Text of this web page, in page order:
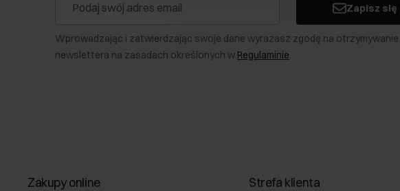
Zapisz się
Wprowadzając i zatwierdzając swoje dane wyrażasz zgodę na otrzymywanie
newslettera na zasadach określonych w Regulaminie.
Zakupy online Strefa klienta